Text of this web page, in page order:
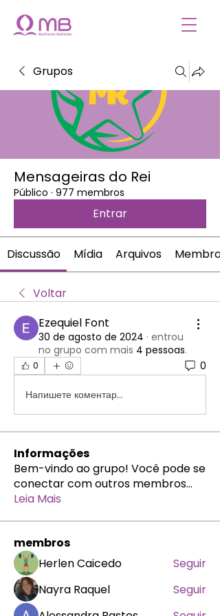
Grupos
Mensageiras do Rei
Público · 977 membros
Entrar
Discussão Mídia Arquivos Membros
Voltar
Ezequiel Font
30 de agosto de 2024 · entrou
no grupo com mais 4 pessoas.
0 0
Напишете коментар...
Informações
Bem-vindo ao grupo! Você pode se
conectar com outros membros...
Leia Mais
membros
Herlen Caicedo
Seguir
Nayra Raquel
Seguir